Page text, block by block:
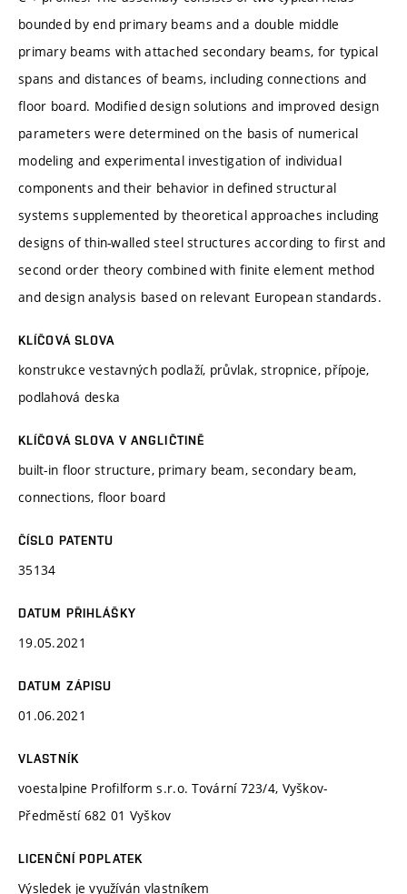
bounded by end primary beams and a double middle
primary beams with attached secondary beams, for typical
spans and distances of beams, including connections and
floor board. Modified design solutions and improved design
parameters were determined on the basis of numerical
modeling and experimental investigation of individual
components and their behavior in defined structural
systems supplemented by theoretical approaches including
designs of thin-walled steel structures according to first and
second order theory combined with finite element method
and design analysis based on relevant European standards.
KLÍČOVÁ SLOVA
konstrukce vestavných podlaží, průvlak, stropnice, přípoje,
podlahová deska
KLÍČOVÁ SLOVA V ANGLIČTINĚ
built-in floor structure, primary beam, secondary beam,
connections, floor board
ČÍSLO PATENTU
35134
DATUM PŘIHLÁŠKY
19.05.2021
DATUM ZÁPISU
01.06.2021
VLASTNÍK
voestalpine Profilform s.r.o. Tovární 723/4, Vyškov-
Předměstí 682 01 Vyškov
LICENČNÍ POPLATEK
Výsledek je využíván vlastníkem